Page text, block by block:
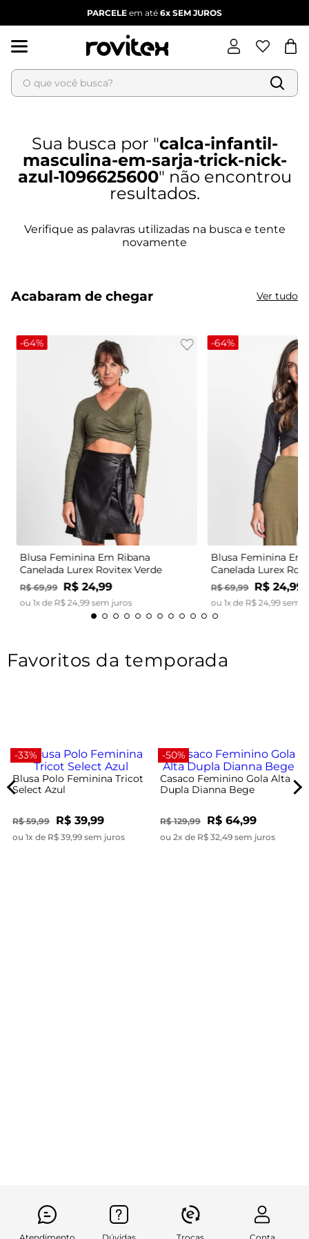
PARCELE em até 6x SEM JUROS
O que você busca?
calca-infantil-
masculina-em-sarja-trick-nick-
azul-1096625600
Acabaram de chegar Ver tudo
-64%
Blusa Feminina Em Ribana
Canelada Lurex Rovitex Verde
R$ 69,99 R$ 24,99
ou 1x de R$ 24,99sem juros
-64%
Blusa Feminina Em
Canelada Lurex
R$ 69,99 R$ 24,99
ou 1x de R$ 24,99sem
Favoritos da temporada
-33%
Blusa Polo Feminina Tricot
Select Azul
R$ 59,99 R$ 39,99
ou 1x de R$ 39,99 sem juros
-50%
Casaco Feminino Gola Alta
Dupla Dianna Bege
R$ 129,99 R$ 64,99
ou 2x de R$ 32,49 sem juros
Termos mais buscados
vestido
vestido feminino
º
dianna
conjunto feminino